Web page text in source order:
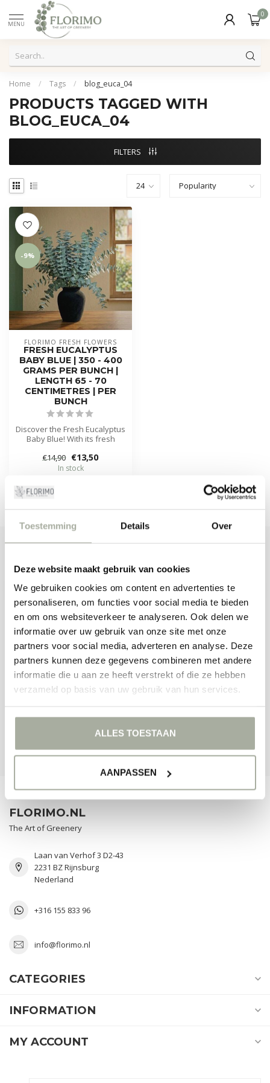
Toestemming Details Over
Deze website maakt gebruik van cookies
We gebruiken cookies om content en advertenties te
personaliseren, om functies voor social media te bieden
en om ons websiteverkeer te analyseren. Ook delen we
informatie over uw gebruik van onze site met onze
partners voor social media, adverteren en analyse. Deze
partners kunnen deze gegevens combineren met andere
informatie die u aan ze heeft verstrekt of die ze hebben
verzameld op basis van uw gebruik van hun services.
ALLES TOESTAAN
AANPASSEN
MENU
0
Home / Tags / blog_euca_04
PRODUCTS TAGGED WITH
BLOG_EUCA_04
FILTERS
-9%
FLORIMO FRESH FLOWERS
FRESH EUCALYPTUS
BABY BLUE | 350 - 400
GRAMS PER BUNCH |
LENGTH 65 - 70
CENTIMETRES | PER
BUNCH
Discover the Fresh Eucalyptus
Baby Blue! With its fresh
€14,90 €13,50
In stock
MORE INFORMATION
If you have any questions about our products or your purchase,
make sure to visit our customer service page. Here you'll find our
company details, answers to frequently asked questions and
different ways to get in touch with us.
Stay up to date with our latest offers
FLORIMO.NL
The Art of Greenery
Laan van Verhof 3 D2-43
2231 BZ Rijnsburg
Nederland
+316 155 833 96
info@florimo.nl
CATEGORIES
INFORMATION
MY ACCOUNT